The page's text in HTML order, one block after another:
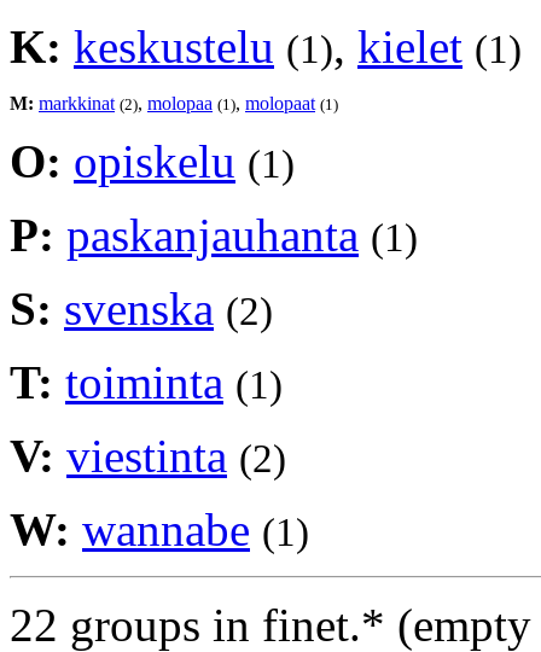
K: keskustelu (1), kielet (1)
M: markkinat (2), molopaa (1), molopaat (1)
O: opiskelu (1)
P: paskanjauhanta (1)
S: svenska (2)
T: toiminta (1)
V: viestinta (2)
W: wannabe (1)
22 groups in finet.*